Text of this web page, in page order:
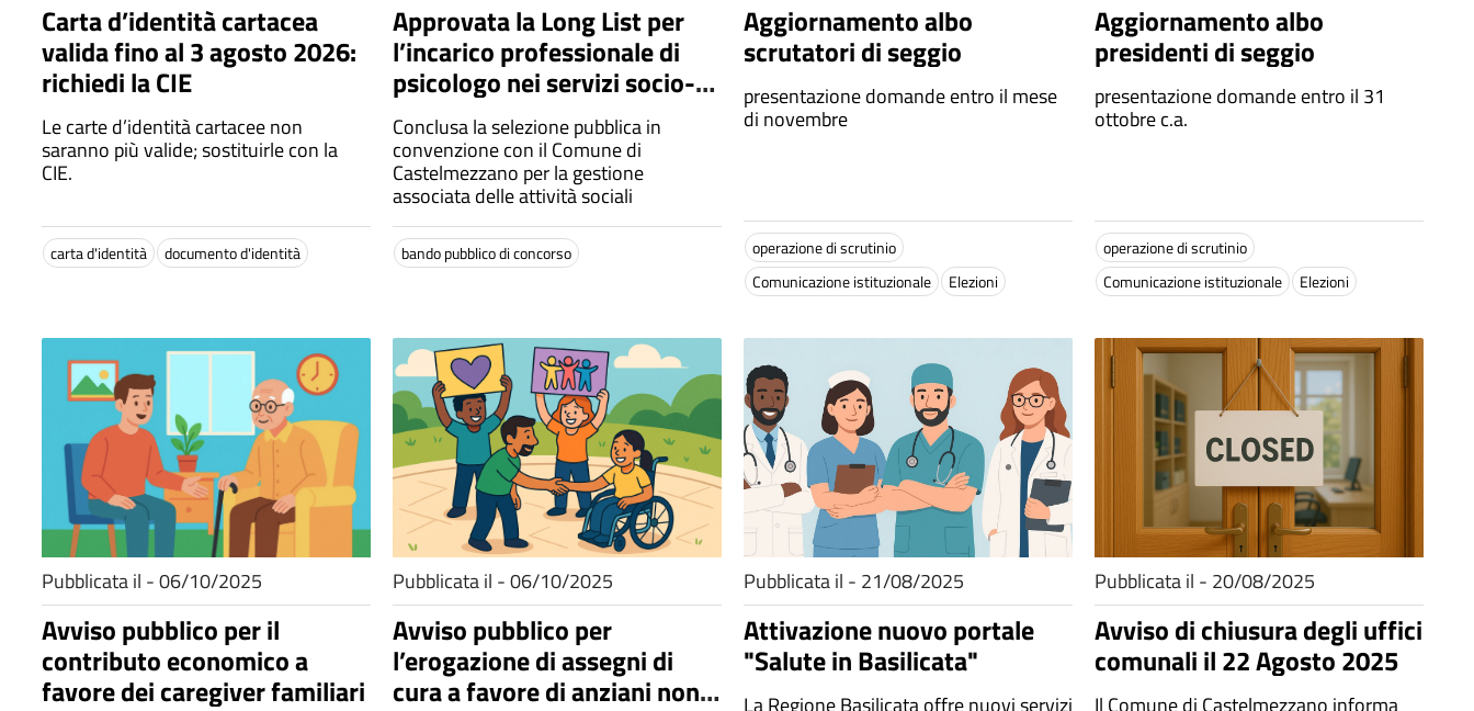
Carta d’identità cartacea
valida fino al 3 agosto 2026:
richiedi la CIE
Le carte d’identità cartacee non
saranno più valide; sostituirle con la
CIE.
carta d'identità documento d'identità
Approvata la Long List per
l’incarico professionale di
psicologo nei servizi socio-
assistenziali
Conclusa la selezione pubblica in
convenzione con il Comune di
Castelmezzano per la gestione
associata delle attività sociali
bando pubblico di concorso
Aggiornamento albo
scrutatori di seggio
presentazione domande entro il mese
di novembre
operazione di scrutinio
Comunicazione istituzionale
Elezioni
Aggiornamento albo
presidenti di seggio
presentazione domande entro il 31
ottobre c.a.
operazione di scrutinio
Comunicazione istituzionale
Elezioni
Pubblicata il - 06/10/2025
Avviso pubblico per il
contributo economico a
favore dei caregiver familiari
Pubblicata il - 06/10/2025
Avviso pubblico per
l’erogazione di assegni di
cura a favore di anziani non
Pubblicata il - 21/08/2025
Attivazione nuovo portale
"Salute in Basilicata"
La Regione Basilicata offre nuovi servizi
Pubblicata il - 20/08/2025
Avviso di chiusura degli uffici
comunali il 22 Agosto 2025
Il Comune di Castelmezzano informa